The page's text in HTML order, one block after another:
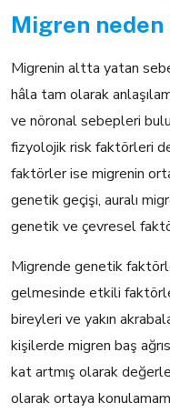
Migren neden
Migrenin altta yatan
hâla tam olarak
ve nöronal sebepleri
fizyolojik risk faktörleri
faktörler ise migrenin
genetik geçişi, auralı
genetik ve çevresel
Migrende genetik
gelmesinde etkili
bireyleri ve yakın
kişilerde migren baş
kat artmış olarak
olarak ortaya